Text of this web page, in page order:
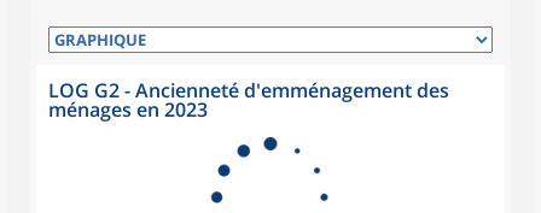
LOG G2 - Ancienneté d'emménagement des
ménages en 2023